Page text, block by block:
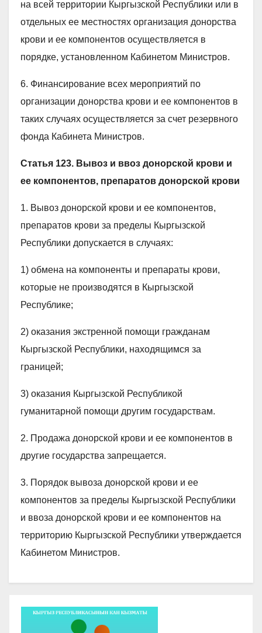
на всей территории Кыргызской Республики или в
отдельных ее местностях организация донорства
крови и ее компонентов осуществляется в
порядке, установленном Кабинетом Министров.
6. Финансирование всех мероприятий по
организации донорства крови и ее компонентов в
таких случаях осуществляется за счет резервного
фонда Кабинета Министров.
Статья 123. Вывоз и ввоз донорской крови и
ее компонентов, препаратов донорской крови
1. Вывоз донорской крови и ее компонентов,
препаратов крови за пределы Кыргызской
Республики допускается в случаях:
1) обмена на компоненты и препараты крови,
которые не производятся в Кыргызской
Республике;
2) оказания экстренной помощи гражданам
Кыргызской Республики, находящимся за
границей;
3) оказания Кыргызской Республикой
гуманитарной помощи другим государствам.
2. Продажа донорской крови и ее компонентов в
другие государства запрещается.
3. Порядок вывоза донорской крови и ее
компонентов за пределы Кыргызской Республики
и ввоза донорской крови и ее компонентов на
территорию Кыргызской Республики утверждается
Кабинетом Министров.